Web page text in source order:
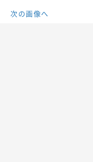
次の画像へ